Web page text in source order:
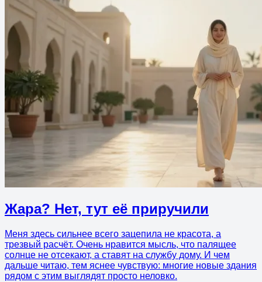
Жара? Нет, тут её приручили
Меня здесь сильнее всего зацепила не красота, а
трезвый расчёт. Очень нравится мысль, что палящее
солнце не отсекают, а ставят на службу дому. И чем
дальше читаю, тем яснее чувствую: многие новые здания
рядом с этим выглядят просто неловко.